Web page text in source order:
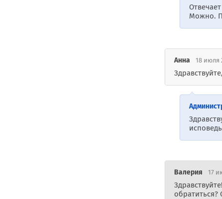
Можно.
Анна 18 июля
Валерия 17
обратиться?